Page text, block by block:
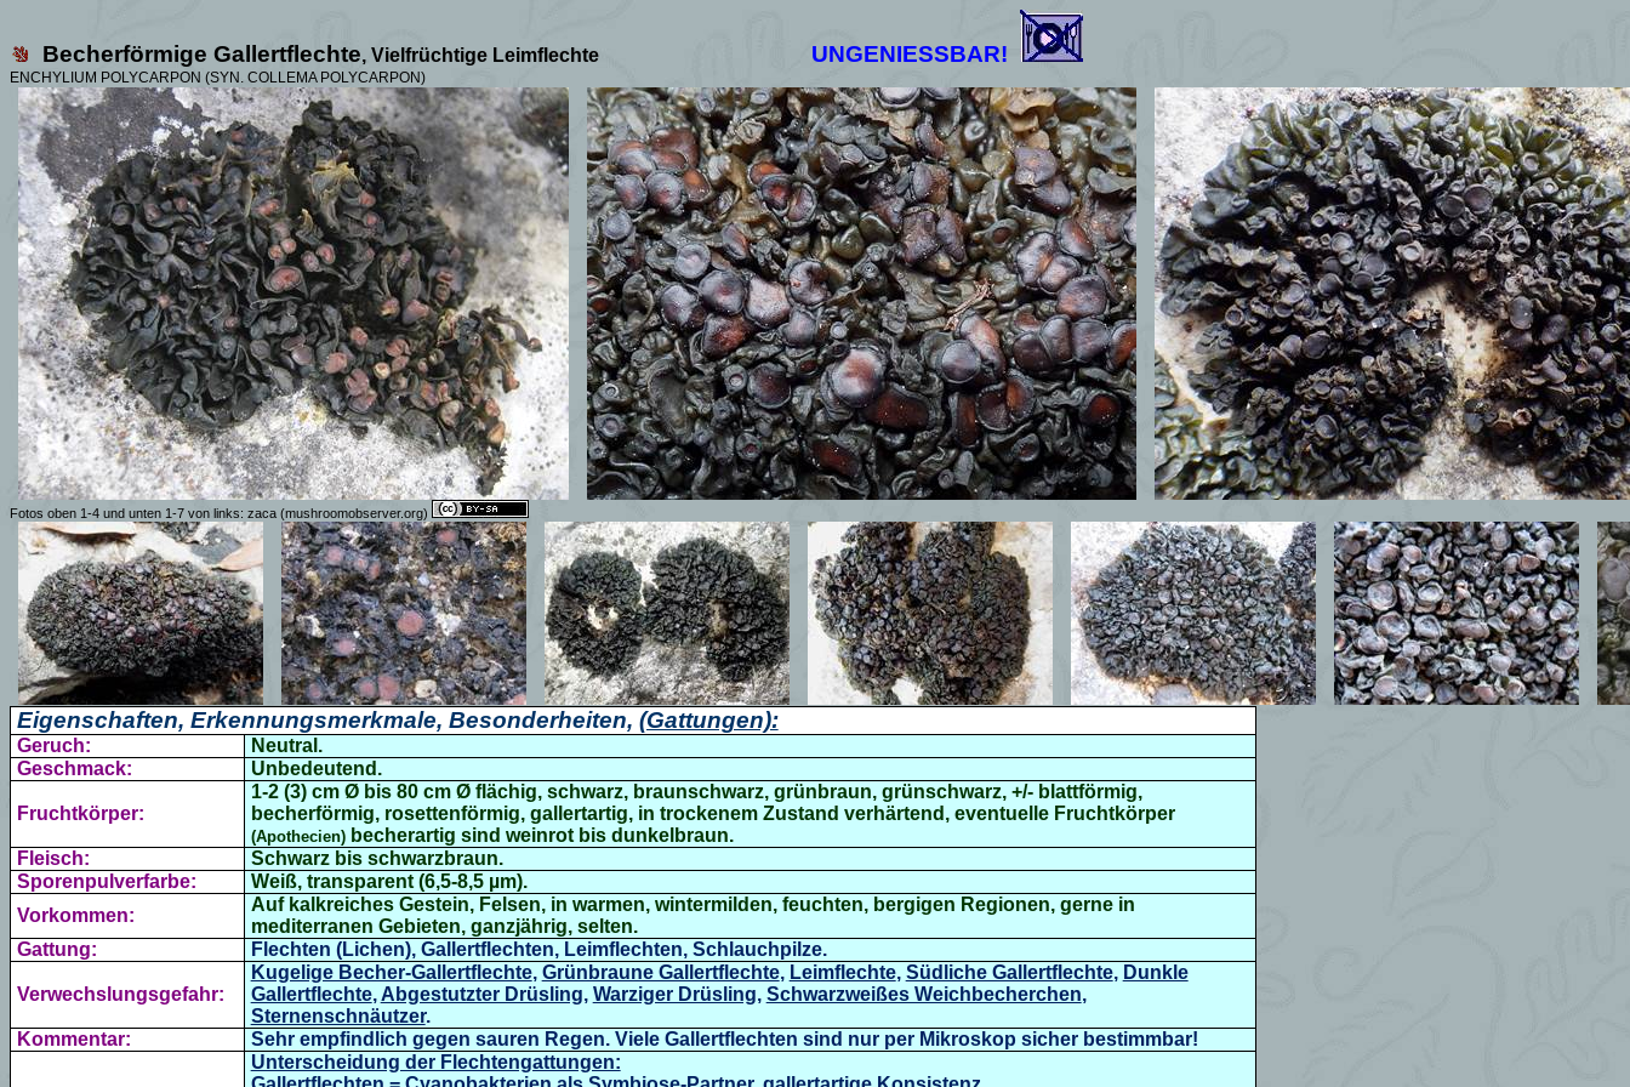
Becherförmige Gallertflechte, Vielfrüchtige Leimflechte UNGENIESSBAR!
ENCHYLIUM POLYCARPON (SYN. COLLEMA POLYCARPON)
Fotos oben 1-4 und unten 1-7 von links: zaca (mushroomobserver.org)
Eigenschaften, Erkennungsmerkmale, Besonderheiten, (Gattungen):
Geruch:
Neutral.
Geschmack:
Unbedeutend.
Fruchtkörper:
1-2 (3) cm Ø bis 80 cm Ø flächig, schwarz, braunschwarz, grünbraun, grünschwarz, +/- blattförmig,
becherförmig, rosettenförmig, gallertartig, in trockenem Zustand verhärtend, eventuelle Fruchtkörper
(Apothecien) becherartig sind weinrot bis dunkelbraun.
Fleisch:
Schwarz bis schwarzbraun.
Sporenpulverfarbe:
Weiß, transparent (6,5-8,5 µm).
Vorkommen:
Auf kalkreiches Gestein, Felsen, in warmen, wintermilden, feuchten, bergigen Regionen, gerne in
mediterranen Gebieten, ganzjährig, selten.
Gattung:
Flechten (Lichen), Gallertflechten, Leimflechten, Schlauchpilze.
Verwechslungsgefahr:
Kugelige Becher-Gallertflechte, Grünbraune Gallertflechte, Leimflechte, Südliche Gallertflechte, Dunkle
Gallertflechte, Abgestutzter Drüsling, Warziger Drüsling, Schwarzweißes Weichbecherchen,
Sternenschnäutzer.
Kommentar:
Sehr empfindlich gegen sauren Regen. Viele Gallertflechten sind nur per Mikroskop sicher bestimmbar!
Unterscheidung der Flechtengattungen: